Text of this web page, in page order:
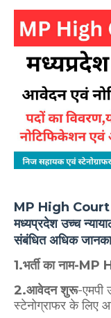
MP High
मध्यप्रदेश उच्च
संबंधित अधिक
1.भर्ती का नाम-
2.आवेदन शुरू-एमपी
स्टेनोग्राफर के